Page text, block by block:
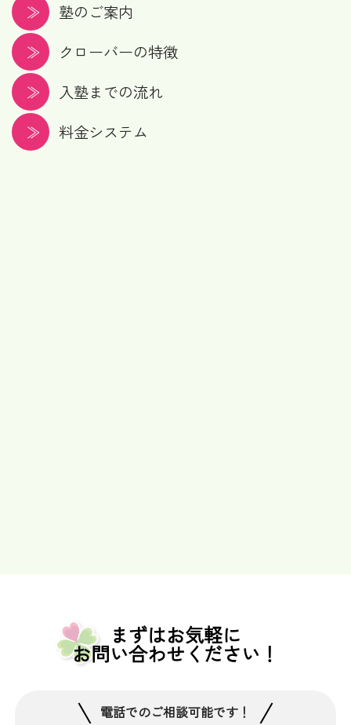
塾のご案内
クローバーの特徴
入塾までの流れ
料金システム
まずはお気軽に
お問い合わせください！
電話でのご相談可能です！